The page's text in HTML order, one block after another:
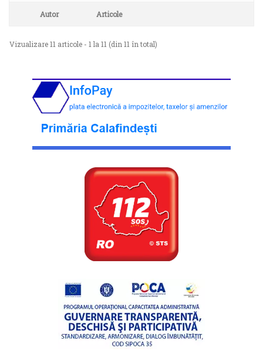
Autor Articole
Vizualizare 11 articole - 1 la 11 (din 11 în total)